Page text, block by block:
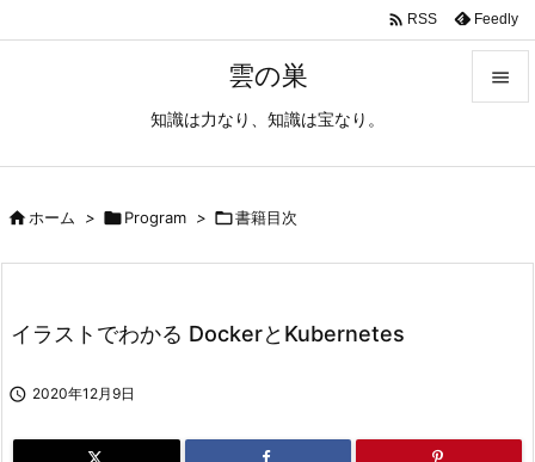
雲の巣
知識は力なり、知識は宝なり。

 RSS Feedly
ホーム > Program > 書籍目次
イラストでわかる DockerとKubernetes
 2020年12月9日